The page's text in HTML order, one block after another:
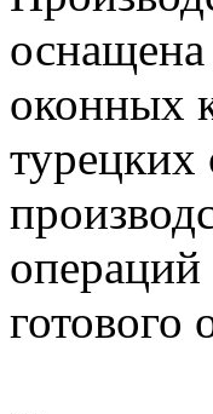
оконных
готового